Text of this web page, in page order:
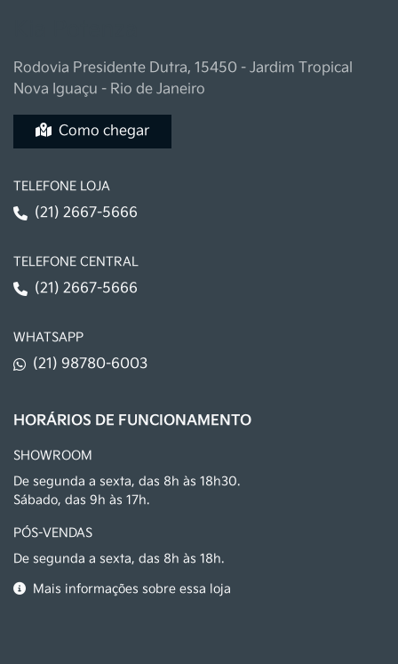
Rodovia Presidente Dutra, 15450 - Jardim Tropical
Nova Iguaçu - Rio de Janeiro
Como chegar
TELEFONE LOJA
(21) 2667-5666
TELEFONE CENTRAL
(21) 2667-5666
WHATSAPP
(21) 98780-6003
HORÁRIOS DE FUNCIONAMENTO
SHOWROOM
De segunda a sexta, das 8h às 18h30.
Sábado, das 9h às 17h.
PÓS-VENDAS
De segunda a sexta, das 8h às 18h.
Mais informações sobre essa loja